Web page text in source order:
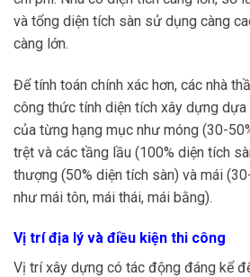
và tổng diện tích sàn sử dụng càng
càng lớn.
Để tính toán chính xác hơn, các nhà
công thức tính diện tích xây dựng
của từng hạng mục như móng (30-
trệt và các tầng lầu (100% diện tích
thượng (50% diện tích sàn) và mái
như mái tôn, mái thái, mái bằng).
Vị trí địa lý và điều kiện thi công
Vị trí xây dựng có tác động đáng kể